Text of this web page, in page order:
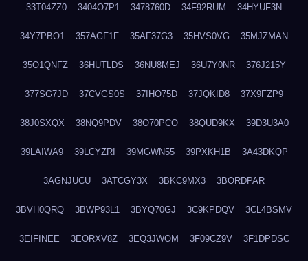
33T04ZZ0 3404O7P1 3478760D 34F92RUM 34HYUF3N
34Y7PBO1 357AGF1F 35AF37G3 35HVS0VG 35MJZMAN
35O1QNFZ 36HUTLDS 36NU8MEJ 36U7Y0NR 376J215Y
377SG7JD 37CVGS0S 37IHO75D 37JQKID8 37X9FZP9
38J0SXQX 38NQ9PDV 38O70PCO 38QUD9KX 39D3U3A0
39LAIWA9 39LCYZRI 39MGWN55 39PXKH1B 3A43DKQP
3AGNJUCU 3ATCGY3X 3BKC9MX3 3BORDPAR
3BVH0QRQ 3BWP93L1 3BYQ70GJ 3C9KPDQV 3CL4BSMV
3EIFINEE 3EORXV8Z 3EQ3JWOM 3F09CZ9V 3F1DPDSC